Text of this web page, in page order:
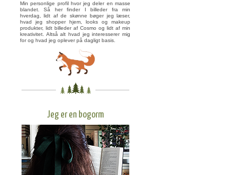
Min personlige profil hvor jeg deler en masse
blandet. Så her finder I billeder fra min
hverdag, lidt af de skønne bøger jeg læser,
hvad jeg shopper hjem, looks og makeup
produkter, lidt billeder af Cosmo og lidt af min
kreativitet. Altså alt hvad jeg interesserer mig
for og hvad jeg oplever på dagligt basis.
Jeg er en bogorm